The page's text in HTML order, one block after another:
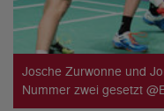
Josche Zurwonne und
Nummer zwei gesetzt